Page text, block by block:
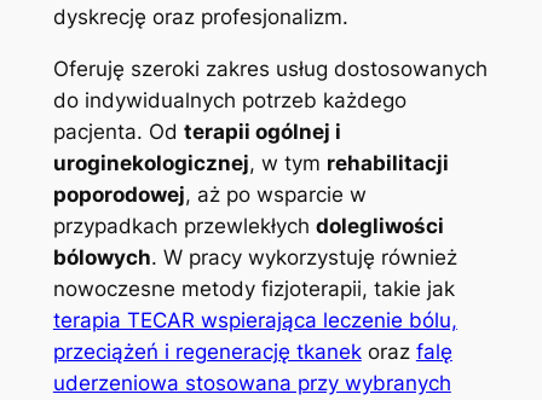
dyskrecję oraz profesjonalizm.
Oferuję szeroki zakres usług dostosowanych
do indywidualnych potrzeb każdego
pacjenta. Od terapii ogólnej i
uroginekologicznej, w tym rehabilitacji
poporodowej, aż po wsparcie w
przypadkach przewlekłych dolegliwości
bólowych. W pracy wykorzystuję również
nowoczesne metody fizjoterapii, takie jak
terapia TECAR wspierająca leczenie bólu,
przeciążeń i regenerację tkanekoraz falę
uderzeniowa stosowana przy wybranych